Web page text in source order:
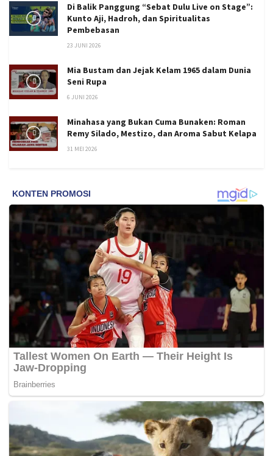
Di Balik Panggung “Sebat Dulu Live on Stage”:
Kunto Aji, Hadroh, dan Spiritualitas
Pembebasan
23 JUNI 2026
Mia Bustam dan Jejak Kelam 1965 dalam Dunia
Seni Rupa
6 JUNI 2026
Minahasa yang Bukan Cuma Bunaken: Roman
Remy Silado, Mestizo, dan Aroma Sabut Kelapa
31 MEI 2026